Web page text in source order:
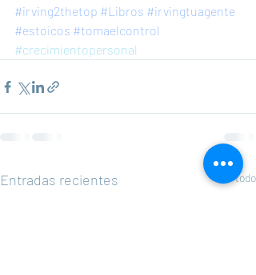
#irving2thetop #Libros #irvingtuagente
#estoicos #tomaelcontrol
#crecimientopersonal
Entradas recientes Ver todo